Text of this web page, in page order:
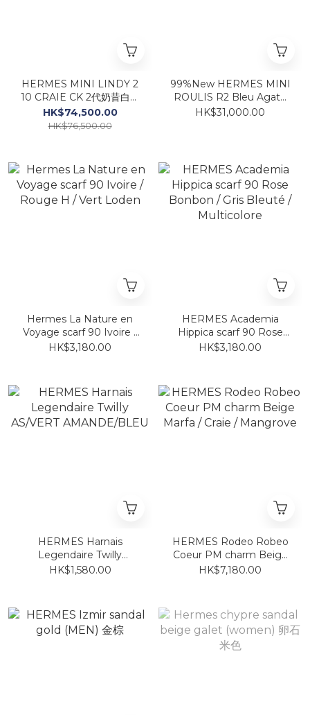
HERMES MINI LINDY 2
10 CRAIE CK 2代奶昔白銀
扣
HK$74,500.00
HK$76,500.00
99%New HERMES MINI
ROULIS R2 Bleu Agate
CK 瑪瑙藍銀扣
HK$31,000.00
Hermes La Nature en
Voyage scarf 90 Ivoire /
Rouge H / Vert Loden
HK$3,180.00
HERMES Academia
Hippica scarf 90 Rose
Bonbon / Gris Bleuté /
HK$3,180.00
HERMES Harnais
Legendaire Twilly
AS/VERT
HK$1,580.00
HERMES Rodeo Robeo
Coeur PM charm Beige
Marfa / Craie / Mangrove
HK$7,180.00